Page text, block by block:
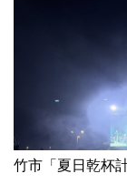
竹市「夏日乾杯